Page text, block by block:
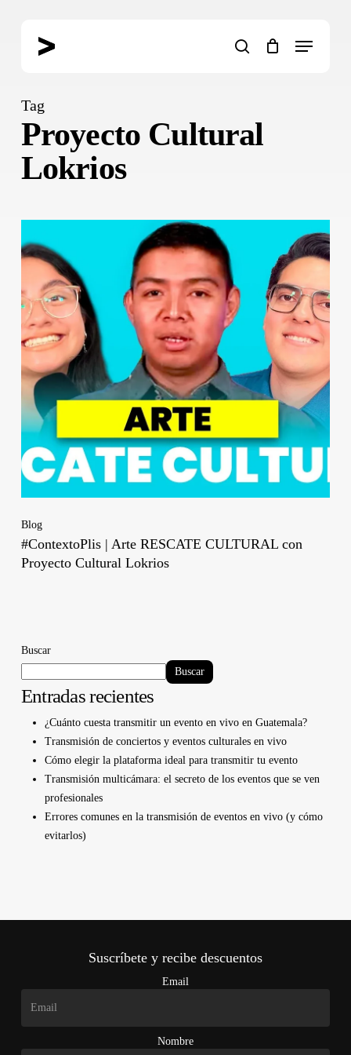
search
Menu
Tag
Proyecto Cultural
Lokrios
Blog
#ContextoPlis | Arte RESCATE CULTURAL con
Proyecto Cultural Lokrios
Buscar
Buscar
Entradas recientes
¿Cuánto cuesta transmitir un evento en vivo en Guatemala?
Transmisión de conciertos y eventos culturales en vivo
Cómo elegir la plataforma ideal para transmitir tu evento
Transmisión multicámara: el secreto de los eventos que se ven
profesionales
Errores comunes en la transmisión de eventos en vivo (y cómo
evitarlos)
Suscríbete y recibe descuentos
Email
Nombre